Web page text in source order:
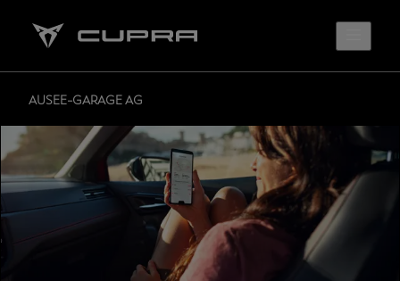
AUSEE-GARAGE AG